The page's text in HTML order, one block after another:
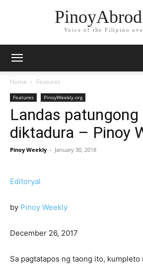
Voice of the Filipino
Home Features
Features PinoyWeekly.org
Landas
diktadura – Pinoy
Pinoy Weekly - January 30, 2018
Editoryal
by Pinoy Weekly
December 26, 2017
Sa pagtatapos ng taong ito, kumpleto